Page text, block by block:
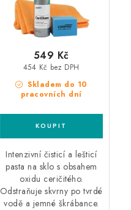
Skladem do 10
pracovních dní
454 Kč bez DPH
549 Kč
Intenzivní čisticí a lešticí
pasta na sklo s obsahem
oxidu ceričitého.
Odstraňuje skvrny po tvrdé
vodě a jemné škrábance.